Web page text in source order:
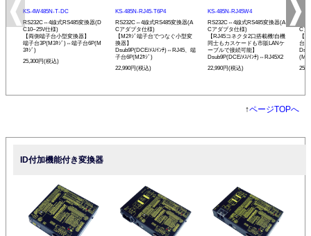
KS-4W485N-T-DC
RS232C⇔4線式RS485変換器(D
C10~25V仕様)
【両側端子台小型変換器】
端子台3P(M3ﾈｼﾞ)⇔端子台6P(M
3ﾈｼﾞ)
25,300円(税込)
KS-485N-RJ45-T6P4
RS232C⇔4線式RS485変換器(A
Cアダプタ仕様)
【M2ﾈｼﾞ端子台でつなぐ小型変
換器】
Dsub9P(DCE/ﾒｽ/ｲﾝﾁ)⇔RJ45、端
子台6P(M2ﾈｼﾞ)
22,990円(税込)
KS-485N-RJ45W4
RS232C⇔4線式RS485変換器(A
Cアダプタ仕様)
【RJ45コネクタ2口搭載機!自機
同士もカスケードも市販LANケ
ーブルで接続可能】
Dsub9P(DCE/ﾒｽ/ｲﾝﾁ)⇔RJ45X2
22,990円(税込)
KS-
Cア
【
台
(M3
↑ページTOPへ
ID付加機能付き変換器